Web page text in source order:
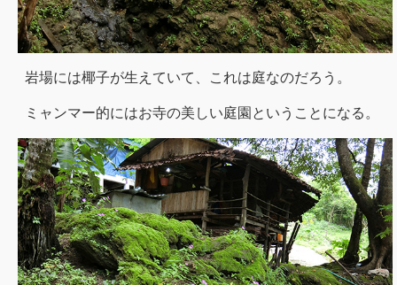
岩場には椰子が生えていて、これは庭なのだろう。
ミャンマー的にはお寺の美しい庭園ということになる。